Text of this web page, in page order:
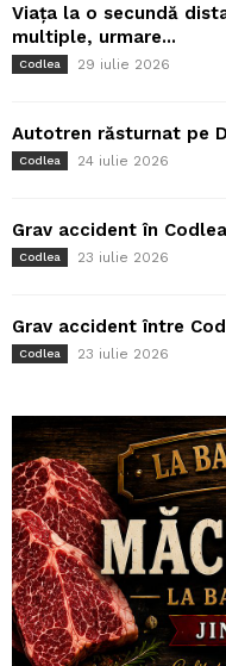
Viața la o secundă
multiple, urmare...
Codlea 29 iulie 2026
Autotren răsturnat pe
Codlea 24 iulie 2026
Grav accident în
Codlea 23 iulie 2026
Grav accident între
Codlea 23 iulie 2026